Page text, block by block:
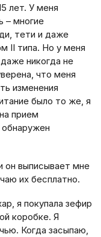
лет. У меня
– многие
тети и даже
II типа. Но у меня
никогда не
что меня
изменения
было то же, я
прием
обнаружен
он выписывает мне
их бесплатно.
я покупала зефир
коробке. Я
Когда засыпаю,